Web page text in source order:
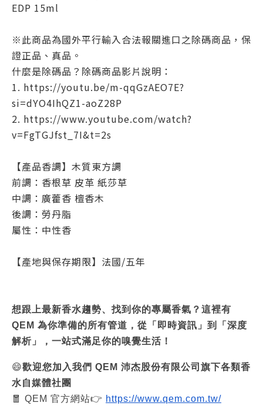
EDP 15ml
※此商品為國外平行輸入合法報關進口之除碼商品，保
證正品、真品。
什麼是除碼品？除碼商品影片說明：
1. https://youtu.be/m-qqGzAEO7E?
si=dYO4IhQZ1-aoZ28P
2. https://www.youtube.com/watch?
v=FgTGJfst_7I&t=2s
【產品香調】木質東方調
前調：香根草 皮革 紙莎草
中調：廣藿香 檀香木
後調：勞丹脂
屬性：中性香
【產地與保存期限】法國/五年
想跟上最新香水趨勢、找到你的專屬香氣？這裡有
QEM 為你準備的所有管道，從「即時資訊」到「深度
解析」，一站式滿足你的嗅覺生活！
😄歡迎您加入我們 QEM 沛杰股份有限公司旗下各類香
水自媒體社團
🧧 QEM 官方網站👉 https://www.qem.com.tw/